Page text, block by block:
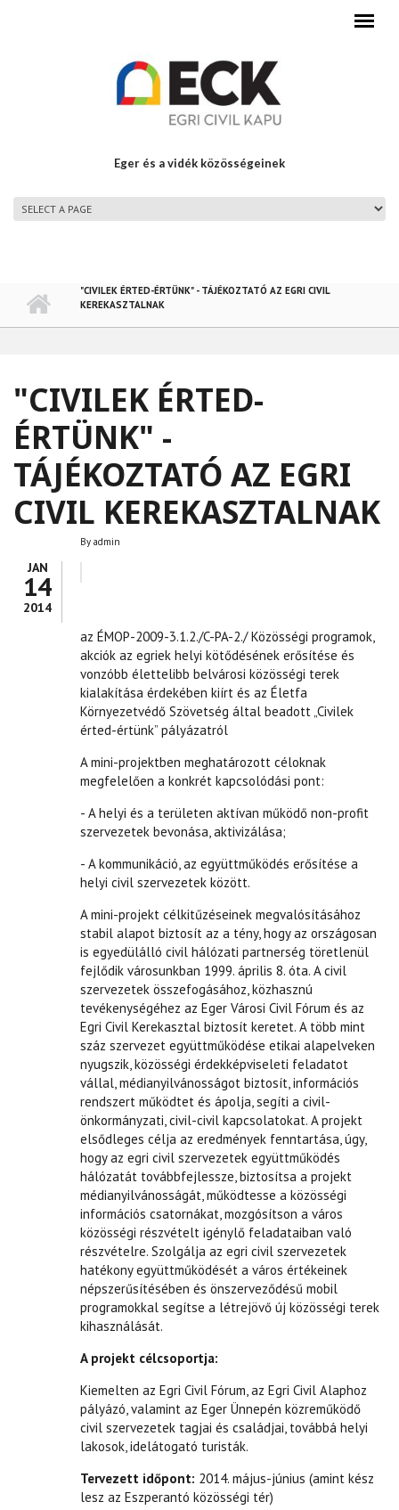
Eger és a vidék közösségeinek
"CIVILEK ÉRTED-ÉRTÜNK" - TÁJÉKOZTATÓ AZ EGRI CIVIL
KEREKASZTALNAK
"CIVILEK ÉRTED-
ÉRTÜNK" -
TÁJÉKOZTATÓ AZ EGRI
CIVIL KEREKASZTALNAK
JAN
14
2014
By admin
az ÉMOP-2009-3.1.2./C-PA-2./ Közösségi programok,
akciók az egriek helyi kötődésének erősítése és
vonzóbb élettelibb belvárosi közösségi terek
kialakítása érdekében kiírt és az Életfa
Környezetvédő Szövetség által beadott „Civilek
érted-értünk” pályázatról
A mini-projektben meghatározott céloknak
megfelelően a konkrét kapcsolódási pont:
- A helyi és a területen aktívan működő non-profit
szervezetek bevonása, aktivizálása;
- A kommunikáció, az együttműködés erősítése a
helyi civil szervezetek között.
A mini-projekt célkitűzéseinek megvalósításához
stabil alapot biztosít az a tény, hogy az országosan
is egyedülálló civil hálózati partnerség töretlenül
fejlődik városunkban 1999. április 8. óta. A civil
szervezetek összefogásához, közhasznú
tevékenységéhez az Eger Városi Civil Fórum és az
Egri Civil Kerekasztal biztosít keretet. A több mint
száz szervezet együttműködése etikai alapelveken
nyugszik, közösségi érdekképviseleti feladatot
vállal, médianyilvánosságot biztosít, információs
rendszert működtet és ápolja, segíti a civil-
önkormányzati, civil-civil kapcsolatokat. A projekt
elsődleges célja az eredmények fenntartása, úgy,
hogy az egri civil szervezetek együttműködés
hálózatát továbbfejlessze, biztosítsa a projekt
médianyilvánosságát, működtesse a közösségi
információs csatornákat, mozgósítson a város
közösségi részvételt igénylő feladataiban való
részvételre. Szolgálja az egri civil szervezetek
hatékony együttműködését a város értékeinek
népszerűsítésében és önszerveződésű mobil
programokkal segítse a létrejövő új közösségi terek
kihasználását.
A projekt célcsoportja:
Kiemelten az Egri Civil Fórum, az Egri Civil Alaphoz
pályázó, valamint az Eger Ünnepén közreműködő
civil szervezetek tagjai és családjai, továbbá helyi
lakosok, idelátogató turisták.
Tervezett időpont: 2014. május-június (amint kész
lesz az Eszperantó közösségi tér)